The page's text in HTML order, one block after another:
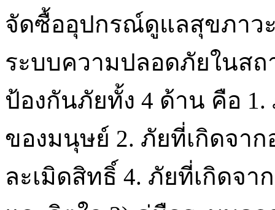
จัดซื้ออุปกรณ์ดูแลสุขภาว
ระบบความปลอดภัยในส
ป้องกันภัยทั้ง 4 ด้าน คือ
ของมนุษย์ 2. ภัยที่เกิดจา
ละเมิดสิทธิ์ 4. ภัยที่เกิดจ